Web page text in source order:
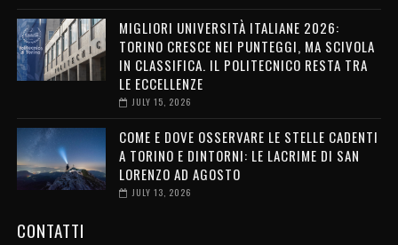
MIGLIORI UNIVERSITÀ ITALIANE 2026:
TORINO CRESCE NEI PUNTEGGI, MA SCIVOLA
IN CLASSIFICA. IL POLITECNICO RESTA TRA
LE ECCELLENZE
JULY 15, 2026
COME E DOVE OSSERVARE LE STELLE CADENTI
A TORINO E DINTORNI: LE LACRIME DI SAN
LORENZO AD AGOSTO
JULY 13, 2026
CONTATTI